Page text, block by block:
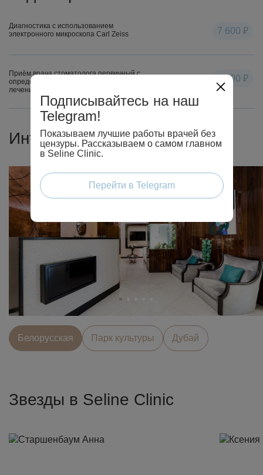
Диагностика с использованием
электронного микроскопа Carl Zeiss
7 600 ₽
Приём врача стоматолога первичный с
определением индивидуального плана
лечения
5 000 ₽
Интерьеры клиники
Белорусcкая Парк культуры Дубай
Звезды в Seline Clinic
Подписывайтесь на наш
Telegram!
Показываем лучшие работы врачей без
цензуры. Рассказываем о самом главном
в Seline Clinic.
Перейти в Telegram